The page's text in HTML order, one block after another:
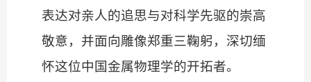
表达对亲人的追思与对科学先驱的崇高
敬意，并面向雕像郑重三鞠躬，深切缅
怀这位中国金属物理学的开拓者。